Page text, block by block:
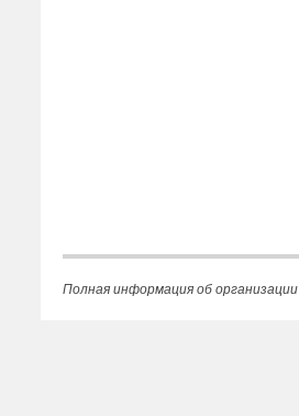
Полная информация об организации